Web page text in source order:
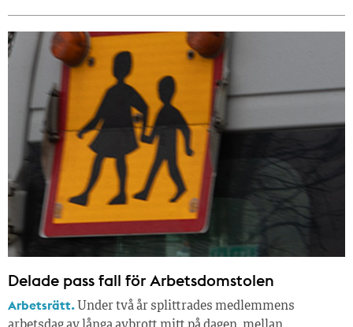
Delade pass fall för Arbetsdomstolen
Arbetsrätt. Under två år splittrades medlemmens